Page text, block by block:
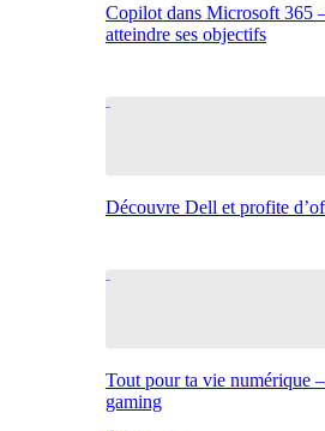
Copilot dans Microsoft 365
atteindre ses objectifs
Découvre Dell et profite
Tout pour ta vie numérique
gaming